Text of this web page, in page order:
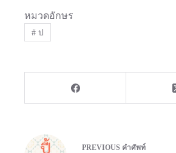
หมวดอักษร
#ป
PREVIOUS คำศัพท์